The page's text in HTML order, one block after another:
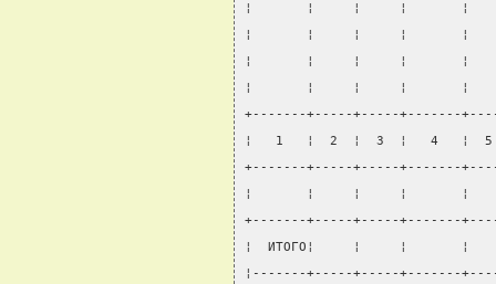
¦       ¦     ¦     ¦       ¦     ¦
¦       ¦     ¦     ¦       ¦     ¦
¦       ¦     ¦     ¦       ¦
¦       ¦     ¦     ¦       ¦
+-------+-----+-----+-------
¦   1   ¦  2  ¦  3  ¦   4   ¦
+-------+-----+-----+-------
¦       ¦     ¦     ¦       ¦
+-------+-----+-----+-------
¦  ИТОГО¦     ¦     ¦
¦-------+-----+-----+-------